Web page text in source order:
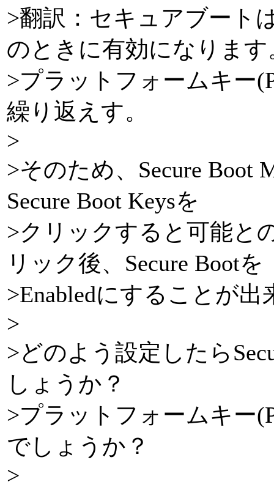
>翻訳：セキュアブート
のときに有効になります
>プラットフォームキー
繰り返えす。
>
>そのため、Secure Boot
Secure Boot Keysを
>クリックすると可能と
リック後、Secure Bootを
>Enabledにすることが出
>
>どのよう設定したら
しょうか？
>プラットフォームキー
でしょうか？
>